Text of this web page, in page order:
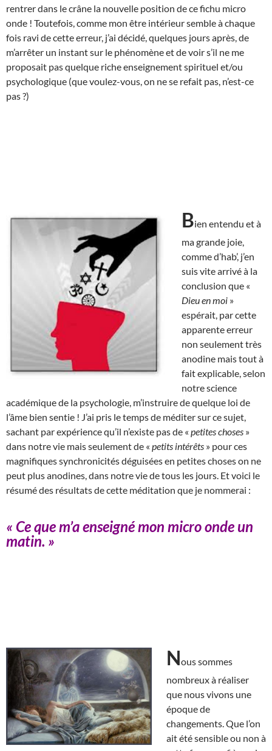
rentrer dans le crâne la nouvelle position de ce fichu micro
onde ! Toutefois, comme mon être intérieur semble à chaque
fois ravi de cette erreur, j’ai décidé, quelques jours après, de
m’arrêter un instant sur le phénomène et de voir s’il ne me
proposait pas quelque riche enseignement spirituel et/ou
psychologique (que voulez-vous, on ne se refait pas, n’est-ce
pas ?)
Bien entendu et à
ma grande joie,
comme d’hab’, j’en
suis vite arrivé à la
conclusion que «
Dieu en moi »
espérait, par cette
apparente erreur
non seulement très
anodine mais tout à
fait explicable, selon
notre science
académique de la psychologie, m’instruire de quelque loi de
l’âme bien sentie ! J’ai pris le temps de méditer sur ce sujet,
sachant par expérience qu’il n’existe pas de « petites choses »
dans notre vie mais seulement de « petits intérêts » pour ces
magnifiques synchronicités déguisées en petites choses on ne
peut plus anodines, dans notre vie de tous les jours. Et voici le
résumé des résultats de cette méditation que je nommerai :
« Ce que m’a enseigné mon micro onde un
matin. »
Nous sommes
nombreux à réaliser
que nous vivons une
époque de
changements. Que l’on
ait été sensible ou non à